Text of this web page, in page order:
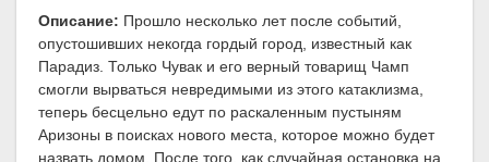
Описание: Прошло несколько лет после событий,
опустошивших некогда гордый город, известный как
Парадиз. Только Чувак и его верный товарищ Чамп
смогли вырваться невредимыми из этого катаклизма,
теперь бесцельно едут по раскаленным пустыням
Аризоны в поисках нового места, которое можно будет
назвать домом. После того, как случайная остановка на